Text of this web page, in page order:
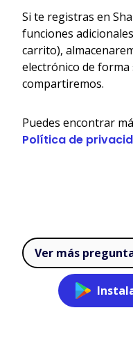
Si te registras en
funciones
carrito),
electrónico de forma
compartiremos.
Puedes encontrar
Política de
Ver más